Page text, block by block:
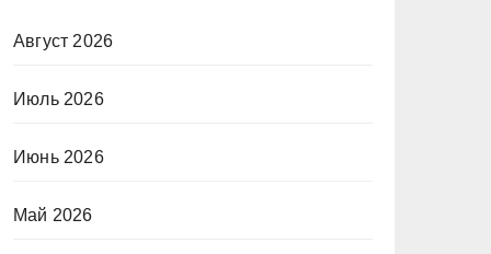
Август 2026
Июль 2026
Июнь 2026
Май 2026